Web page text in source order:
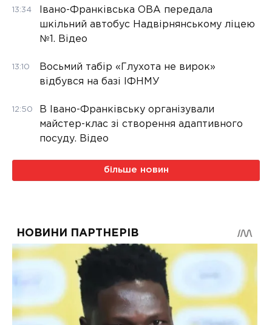
13:34
Івано-Франківська ОВА передала
шкільний автобус Надвірнянському ліцею
№1. Відео
13:10
Восьмий табір «Глухота не вирок»
відбувся на базі ІФНМУ
12:50
В Івано-Франківську організували
майстер-клас зі створення адаптивного
посуду. Відео
більше новин